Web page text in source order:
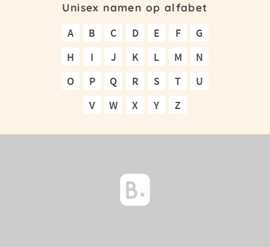
Unisex namen op alfabet
A B C D E F
G
H
I J K L M
N
O
P Q R S T
U
V
W X Y Z